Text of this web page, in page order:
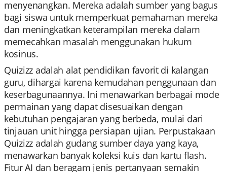
menyenangkan. Mereka adalah sumber yang bagus
bagi siswa untuk memperkuat pemahaman mereka
dan meningkatkan keterampilan mereka dalam
memecahkan masalah menggunakan hukum
kosinus.
Quizizz adalah alat pendidikan favorit di kalangan
guru, dihargai karena kemudahan penggunaan dan
keserbagunaannya. Ini menawarkan berbagai mode
permainan yang dapat disesuaikan dengan
kebutuhan pengajaran yang berbeda, mulai dari
tinjauan unit hingga persiapan ujian. Perpustakaan
Quizizz adalah gudang sumber daya yang kaya,
menawarkan banyak koleksi kuis dan kartu flash.
Fitur AI dan beragam jenis pertanyaan semakin